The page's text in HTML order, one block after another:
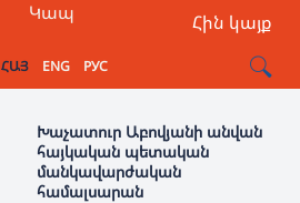
Հին կայք
Կապ
ՀԱՅ ENG РУС
Խաչատուր Աբովյանի անվան
հայկական պետական
մանկավարժական
համալսարան